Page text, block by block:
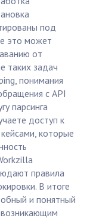
под
это может
от
таких задач
понимания
с API
парсинга
доступ к
которые
правила
В итоге
и понятный